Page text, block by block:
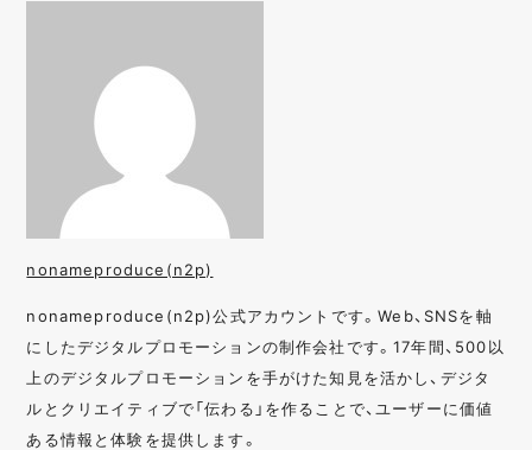
nonameproduce(n2p)
nonameproduce(n2p)公式アカウントです。Web、SNSを軸
にしたデジタルプロモーションの制作会社です。17年間、500以
上のデジタルプロモーションを手がけた知見を活かし、デジタ
ルとクリエイティブで「伝わる」を作ることで、ユーザーに価値
ある情報と体験を提供します。